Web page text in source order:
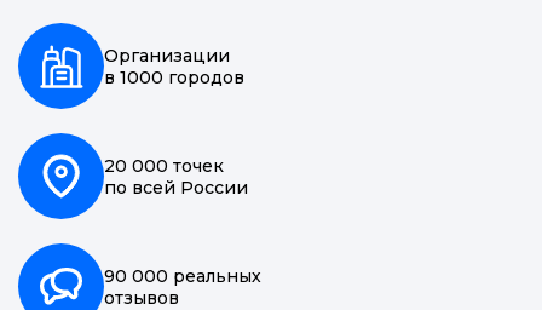
Организации
в 1000 городов
20 000 точек
по всей России
90 000 реальных
отзывов